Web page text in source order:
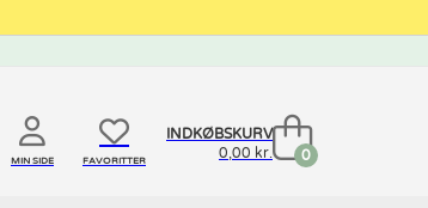
MIN SIDE FAVORITTER
INDKØBSKURV
0,00 kr.
0